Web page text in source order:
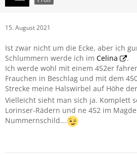
15. August 2021
Ist zwar nicht um die Ecke, aber ich
Schlummern werde ich im Celina
.
Ich werde wohl mit einem 452er
Frauchen in Beschlag und mit dem
Strecke meine Halswirbel auf Höhe
Vielleicht sieht man sich ja. Komplett
Lorinser-Rädern und ne 452 im
Nummernschild...